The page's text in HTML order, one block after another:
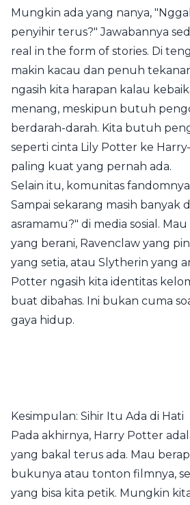
Mungkin ada yang nanya,
penyihir terus?" Jawabannya
real in the form of stories. Di
makin kacau dan penuh
ngasih kita harapan kalau
menang, meskipun butuh
berdarah-darah. Kita butuh
seperti cinta Lily Potter ke
paling kuat yang pernah ada.
Selain itu, komunitas
Sampai sekarang masih banyak
asramamu?" di media sosial.
yang berani, Ravenclaw yang
yang setia, atau Slytherin yang
Potter ngasih kita identitas
buat dibahas. Ini bukan cuma
gaya hidup.
Kesimpulan: Sihir Itu Ada di Hati
Pada akhirnya, Harry Potter
yang bakal terus ada. Mau
bukunya atau tonton filmnya,
yang bisa kita petik. Mungkin